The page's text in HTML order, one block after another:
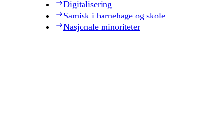
Digitalisering
Samisk i barnehage og skole
Nasjonale minoriteter